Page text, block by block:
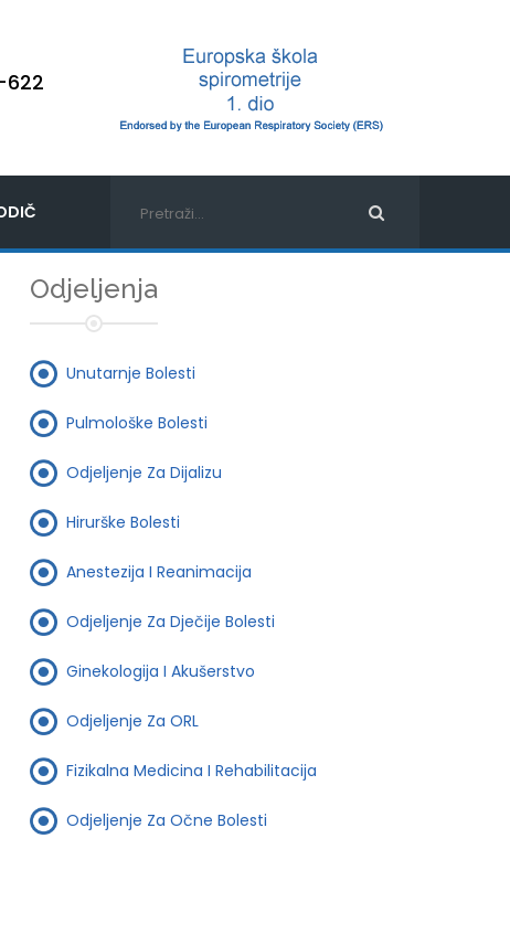
622
Odjeljenja
Unutarnje Bolesti
Pulmološke Bolesti
Odjeljenje Za Dijalizu
Hirurške Bolesti
Anestezija I Reanimacija
Odjeljenje Za Dječije Bolesti
Ginekologija I Akušerstvo
Odjeljenje Za ORL
Fizikalna Medicina I Rehabilitacija
Odjeljenje Za Očne Bolesti